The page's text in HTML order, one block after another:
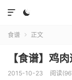


食谱  正文
【食谱】鸡
2015-10-23 阅读